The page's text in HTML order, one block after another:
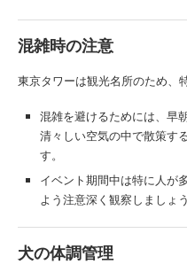
混雑時の注意
東京タワーは観光名所のため、
混雑を避けるためには、早
清々しい空気の中で散策す
す。
イベント期間中は特に人が
よう注意深く観察しましょう
犬の体調管理